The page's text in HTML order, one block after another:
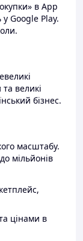
в App
Google Play.
великі
бізнес.
масштабу.
мільйонів
цінами в